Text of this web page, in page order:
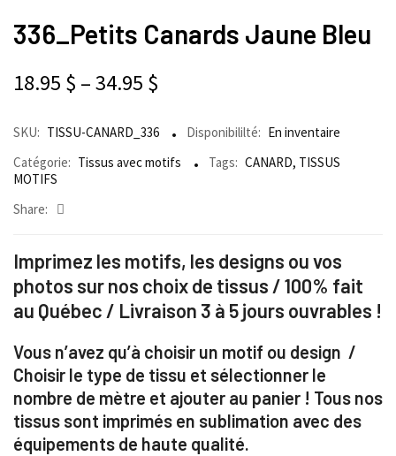
336_Petits Canards Jaune Bleu
18.95 $ –34.95 $
SKU: TISSU-CANARD_336 Disponibililté: En inventaire
Catégorie: Tissus avec motifs Tags: CANARD, TISSUS
MOTIFS
Share:
Imprimez les motifs, les designs ou vos
photos sur nos choix de tissus / 100% fait
au Québec / Livraison 3 à 5 jours ouvrables !
Vous n’avez qu’à choisir un motif ou design /
Choisir le type de tissu et sélectionner le
nombre de mètre et ajouter au panier ! Tous nos
tissus sont imprimés en sublimation avec des
équipements de haute qualité.